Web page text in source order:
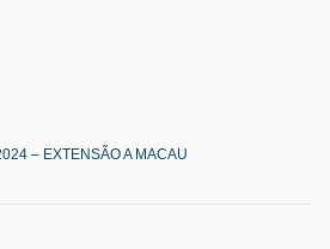
– EXTENSÃO A MACAU